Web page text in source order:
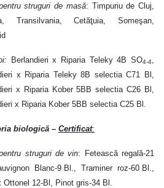
struguri de masă: Timpuriu de Cluj,
Transilvania, Cetăţuia, Someşan,
Berlandieri x Riparia Teleky 4B SO4-4
x Riparia Teleky 8B selectia C71 Bl,
x Riparia Kober 5BB selectia C26 Bl,
x Riparia Kober 5BB selectia C25 Bl.
biologică – Certificat:
struguri de vin: Fetească regală-21
Blanc-9 Bl., Traminer roz-60 Bl.,
Ottonel 12-Bl, Pinot gris-34 Bl.